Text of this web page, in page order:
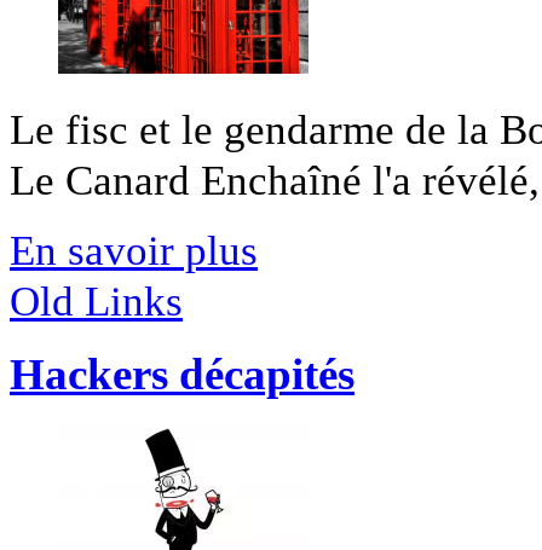
Le fisc et le gendarme de la
Le Canard Enchaîné l'a
En savoir plus
Old Links
Hackers décapités